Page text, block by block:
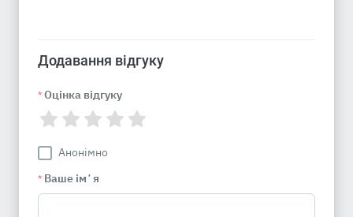
Додавання відгуку
* Оцінка відгуку
Анонімно
* Ваше імʼя